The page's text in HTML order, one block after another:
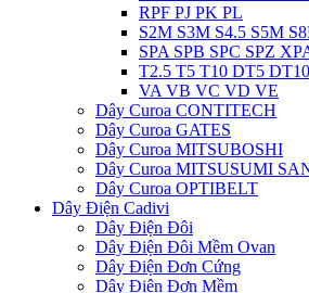
RPF PJ PK PL
S2M S3M S4.5 S5M
SPA SPB SPC SPZ
T2.5 T5 T10 DT5 DT10
VA VB VC VD VE
Dây Curoa CONTITECH
Dây Curoa GATES
Dây Curoa MITSUBOSHI
Dây Curoa MITSUSUMI
Dây Curoa OPTIBELT
Dây Điện Cadivi
Dây Điện Đôi
Dây Điện Đôi Mềm Ovan
Dây Điện Đơn Cứng
Dây Điện Đơn Mềm